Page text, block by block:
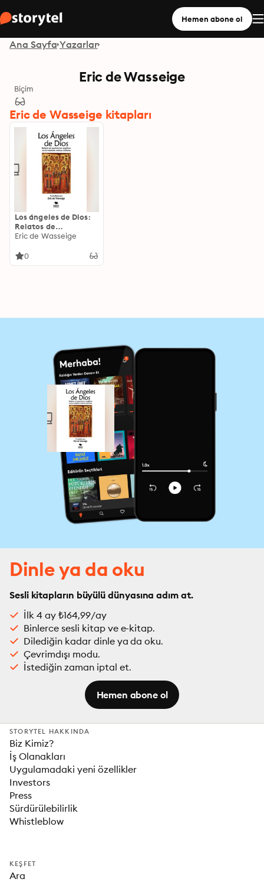
Hemen abone ol
Ana Sayfa Yazarlar
Eric de Wasseige
Biçim
Eric de Wasseige kitapları
Los ángeles de Dios:
Relatos de
apariciones angélicas
mística cristiana
Eric de Wasseige
0
Dinle ya da oku
Sesli kitapların büyülü dünyasına adım at.
İlk 4 ay ₺164,99/ay
Binlerce sesli kitap ve e-kitap.
Dilediğin kadar dinle ya da oku.
Çevrimdışı modu.
İstediğin zaman iptal et.
Hemen abone ol
STORYTEL HAKKINDA
Biz Kimiz?
İş Olanakları
Uygulamadaki yeni özellikler
Investors
Press
Sürdürülebilirlik
Whistleblow
KEŞFET
Ara